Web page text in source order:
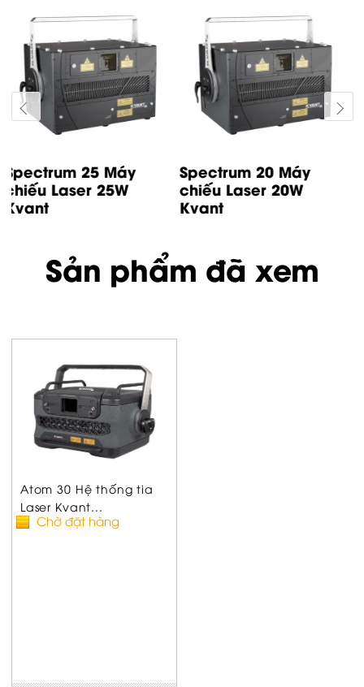
Spectrum 33 RYGB
Kvant Laser
Spectrum 30 ROGB
Laser Kvant
Sản phẩm đã xem
Atom 30 Hệ thống tia
Laser Kvant...
Chờ đặt hàng